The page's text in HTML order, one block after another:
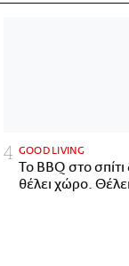
GOOD LIVING
Το BBQ στο σπίτι
θέλει χώρο.